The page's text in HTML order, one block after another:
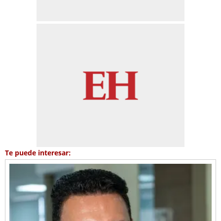
Te puede interesar: